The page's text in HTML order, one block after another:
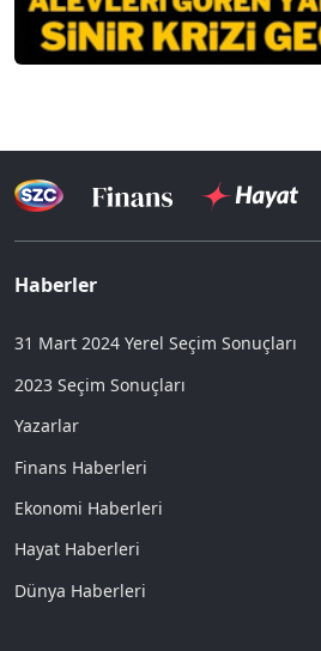
Haberler
31 Mart 2024 Yerel Seçim Sonuçları
2023 Seçim Sonuçları
Yazarlar
Finans Haberleri
Ekonomi Haberleri
Hayat Haberleri
Dünya Haberleri